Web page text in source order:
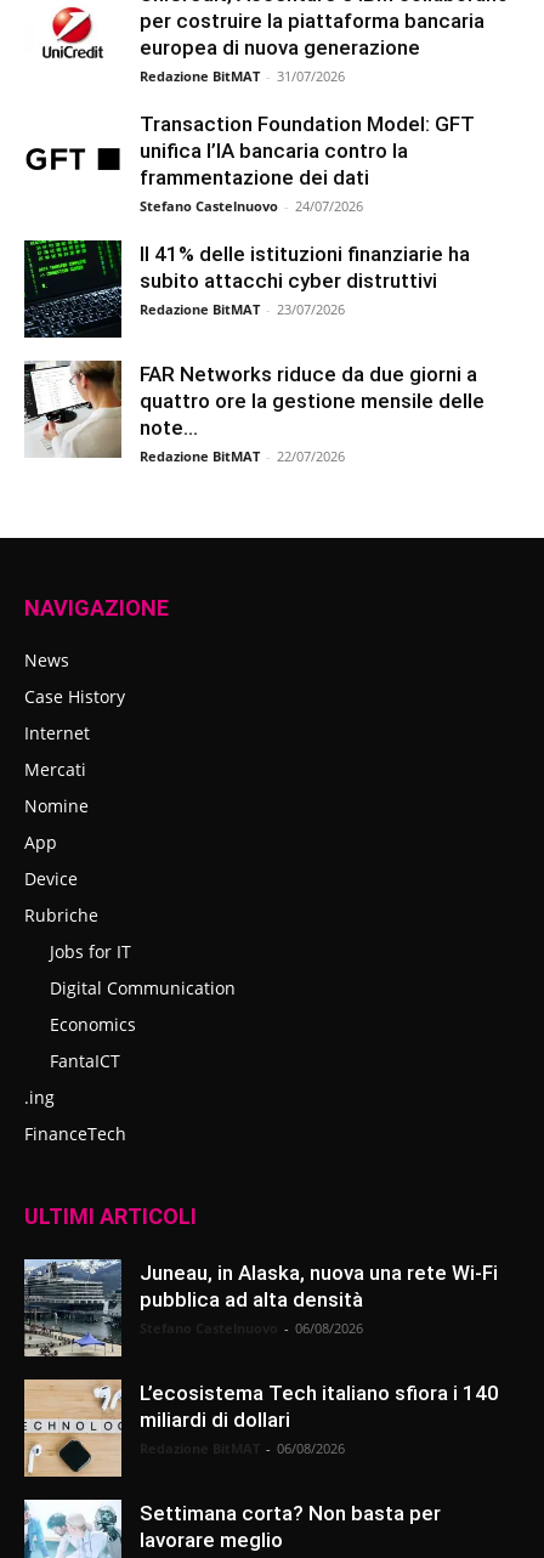
per costruire la piattaforma bancaria
europea di nuova generazione
Redazione BitMAT - 31/07/2026
Transaction Foundation Model: GFT
unifica l’IA bancaria contro la
frammentazione dei dati
Stefano Castelnuovo - 24/07/2026
Il 41% delle istituzioni finanziarie ha
subito attacchi cyber distruttivi
Redazione BitMAT - 23/07/2026
FAR Networks riduce da due giorni a
quattro ore la gestione mensile delle
note...
Redazione BitMAT - 22/07/2026
NAVIGAZIONE
News
Case History
Internet
Mercati
Nomine
App
Device
Rubriche
Jobs for IT
Digital Communication
Economics
FantaICT
.ing
FinanceTech
ULTIMI ARTICOLI
Juneau, in Alaska, nuova una rete Wi-Fi
pubblica ad alta densità
- 06/08/2026
L’ecosistema Tech italiano sfiora i 140
miliardi di dollari
- 06/08/2026
Settimana corta? Non basta per
lavorare meglio